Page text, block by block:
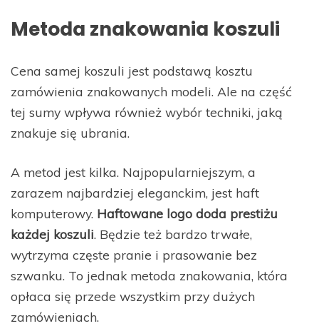
Metoda znakowania koszuli
Cena samej koszuli jest podstawą kosztu
zamówienia znakowanych modeli. Ale na część
tej sumy wpływa również wybór techniki, jaką
znakuje się ubrania.
A metod jest kilka. Najpopularniejszym, a
zarazem najbardziej eleganckim, jest haft
komputerowy. Haftowane logo doda prestiżu
każdej koszuli. Będzie też bardzo trwałe,
wytrzyma częste pranie i prasowanie bez
szwanku. To jednak metoda znakowania, która
opłaca się przede wszystkim przy dużych
zamówieniach.